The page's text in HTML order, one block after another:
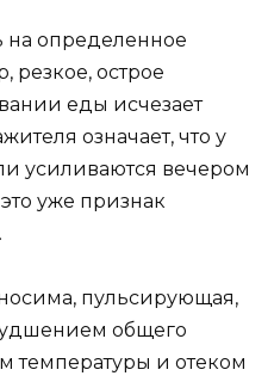
на определенное
резкое, острое
еды исчезает
означает, что у
усиливаются вечером
уже признак
пульсирующая,
общего
температуры и отеком